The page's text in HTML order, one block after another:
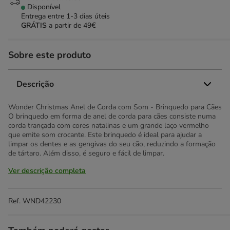
Disponível
Entrega entre 1-3 dias úteis
GRÁTIS a partir de 49€
Sobre este produto
Descrição
Wonder Christmas Anel de Corda com Som - Brinquedo para Cães
O brinquedo em forma de anel de corda para cães consiste numa
corda trançada com cores natalinas e um grande laço vermelho
que emite som crocante. Este brinquedo é ideal para ajudar a
limpar os dentes e as gengivas do seu cão, reduzindo a formação
de tártaro. Além disso, é seguro e fácil de limpar.
Ver descrição completa
Ref. WND42230